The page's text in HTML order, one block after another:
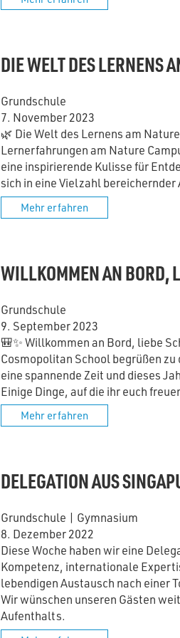
DIE WELT DES LERNENS
Grundschule
7. November 2023
🌿 Die Welt des Lernens am
Lernerfahrungen am Nature
eine inspirierende Kulisse für
sich in eine Vielzahl
Mehr erfahren
WILLKOMMEN AN BORD,
Grundschule
9. September 2023
🎒✨ Willkommen an Bord, liebe
Cosmopolitan School begrüßen
eine spannende Zeit und dieses
Einige Dinge, auf die ihr euch
Mehr erfahren
DELEGATION AUS
Grundschule | Gymnasium
8. Dezember 2022
Diese Woche haben wir eine
Kompetenz, internationale
lebendigen Austausch nach einer
Wir wünschen unseren Gästen
Aufenthalts.